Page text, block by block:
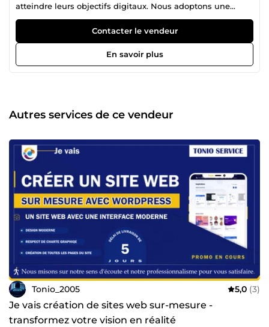
atteindre leurs objectifs digitaux. Nous adoptons une
approche holistique et centrée sur l'utilisateur en matière
de conception, de développement et de marketing
d'applications Web et mobiles. Notre équipe d'ingénieurs,
de chefs de projet et de spécialistes du marketing
expérimentés travaille ensemble pour créer des
possible à nos clients.
Contacter le vendeur
En savoir plus
Autres services de ce vendeur
Tonio_2005 5,0 (3)
Je vais création de sites web sur-mesure -
transformez votre vision en réalité